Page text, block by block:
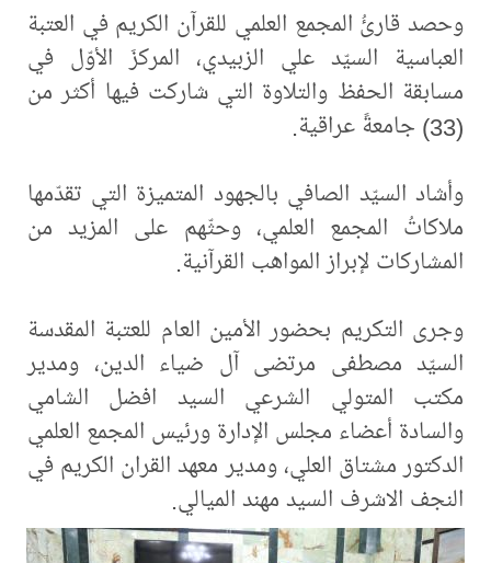
وحصد قارئُ المجمع العلمي للقرآن الكريم في العتبة
العباسية السيّد علي الزبيدي، المركزَ الأوّل في
مسابقة الحفظ والتلاوة التي شاركت فيها أكثر من
(33) جامعةً عراقية.
وأشاد السيّد الصافي بالجهود المتميزة التي تقدّمها
ملاكاتُ المجمع العلمي، وحثّهم على المزيد من
المشاركات لإبراز المواهب القرآنية.
وجرى التكريم بحضور الأمين العام للعتبة المقدسة
السيّد مصطفى مرتضى آل ضياء الدين، ومدير
مكتب المتولي الشرعي السيد افضل الشامي
والسادة أعضاء مجلس الإدارة ورئيس المجمع العلمي
الدكتور مشتاق العلي، ومدير معهد القران الكريم في
النجف الاشرف السيد مهند الميالي.